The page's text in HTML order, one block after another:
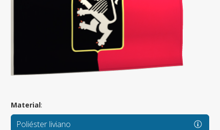
Material:
Poliéster liviano